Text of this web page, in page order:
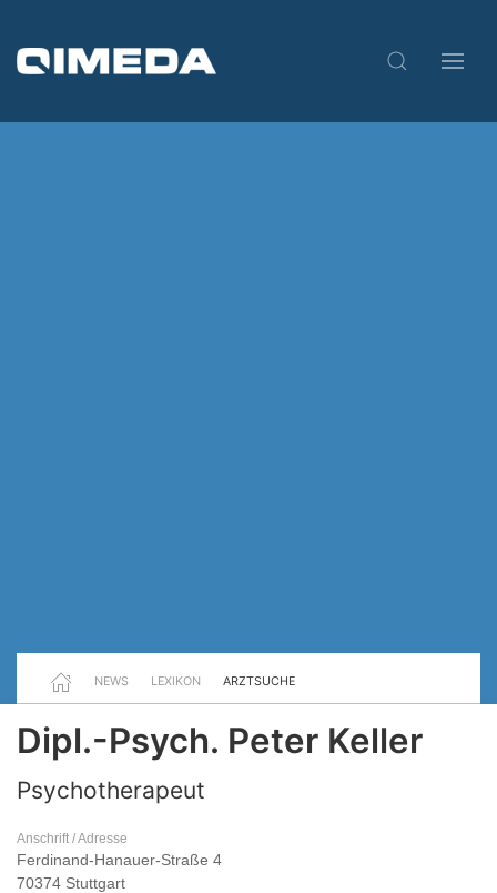
NEWS LEXIKON ARZTSUCHE
Dipl.-Psych. Peter Keller
Psychotherapeut
Anschrift / Adresse
Ferdinand-Hanauer-Straße 4
70374 Stuttgart